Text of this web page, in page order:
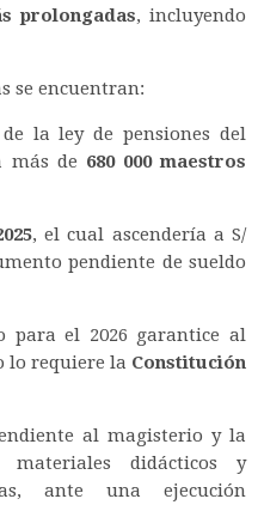
prolongadas, incluyendo
se encuentran:
la ley de pensiones del
más de 680 000 maestros
, el cual ascendería a S/
pendiente de sueldo
para el 2026 garantice al
lo requiere la Constitución
al magisterio y la
didácticos y
ante una ejecución